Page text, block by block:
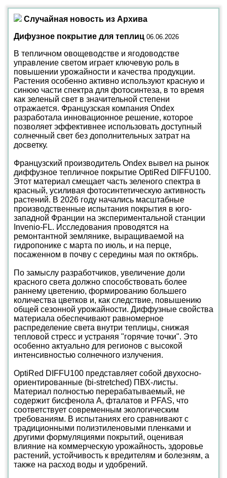
Случайная новость из Архива
Дифузное покрытие для теплиц 06.06.2026
В тепличном овощеводстве и ягодоводстве
управление светом играет ключевую роль в
повышении урожайности и качества продукции.
Растения особенно активно используют красную и
синюю части спектра для фотосинтеза, в то время
как зеленый свет в значительной степени
отражается. Французская компания Ondex
разработала инновационное решение, которое
позволяет эффективнее использовать доступный
солнечный свет без дополнительных затрат на
досветку.
Французский производитель Ondex вывел на рынок
диффузное тепличное покрытие OptiRed DIFFU100.
Этот материал смещает часть зеленого спектра в
красный, усиливая фотосинтетическую активность
растений. В 2026 году начались масштабные
производственные испытания покрытия в юго-
западной Франции на экспериментальной станции
Invenio-FL. Исследования проводятся на
ремонтантной землянике, выращиваемой на
гидропонике с марта по июль, и на перце,
посаженном в почву с середины мая по октябрь.
По замыслу разработчиков, увеличение доли
красного света должно способствовать более
раннему цветению, формированию большего
количества цветков и, как следствие, повышению
общей сезонной урожайности. Диффузные свойства
материала обеспечивают равномерное
распределение света внутри теплицы, снижая
тепловой стресс и устраняя "горячие точки". Это
особенно актуально для регионов с высокой
интенсивностью солнечного излучения.
OptiRed DIFFU100 представляет собой двухосно-
ориентированные (bi-stretched) ПВХ-листы.
Материал полностью перерабатываемый, не
содержит бисфенола А, фталатов и PFAS, что
соответствует современным экологическим
требованиям. В испытаниях его сравнивают с
традиционными полиэтиленовыми пленками и
другими формуляциями покрытий, оценивая
влияние на коммерческую урожайность, здоровье
растений, устойчивость к вредителям и болезням, а
также на расход воды и удобрений.